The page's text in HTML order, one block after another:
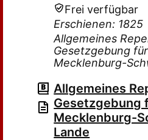
Frei verfügbar
Erschienen: 1825
Allgemeines
Gesetzgebung
Mecklenburg-
Allgemeines
Gesetzgebung
Mecklenburg-
Lande